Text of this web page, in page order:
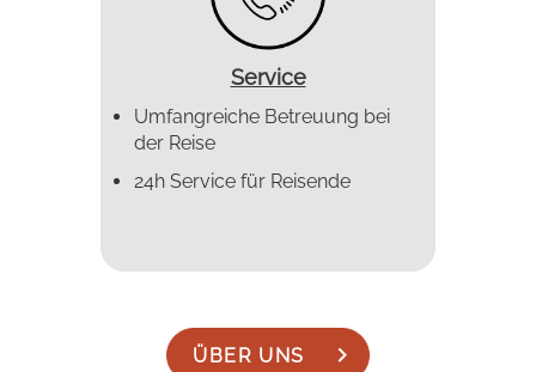
Service
Umfangreiche Betreuung bei
der Reise
24h Service für Reisende
ÜBER UNS